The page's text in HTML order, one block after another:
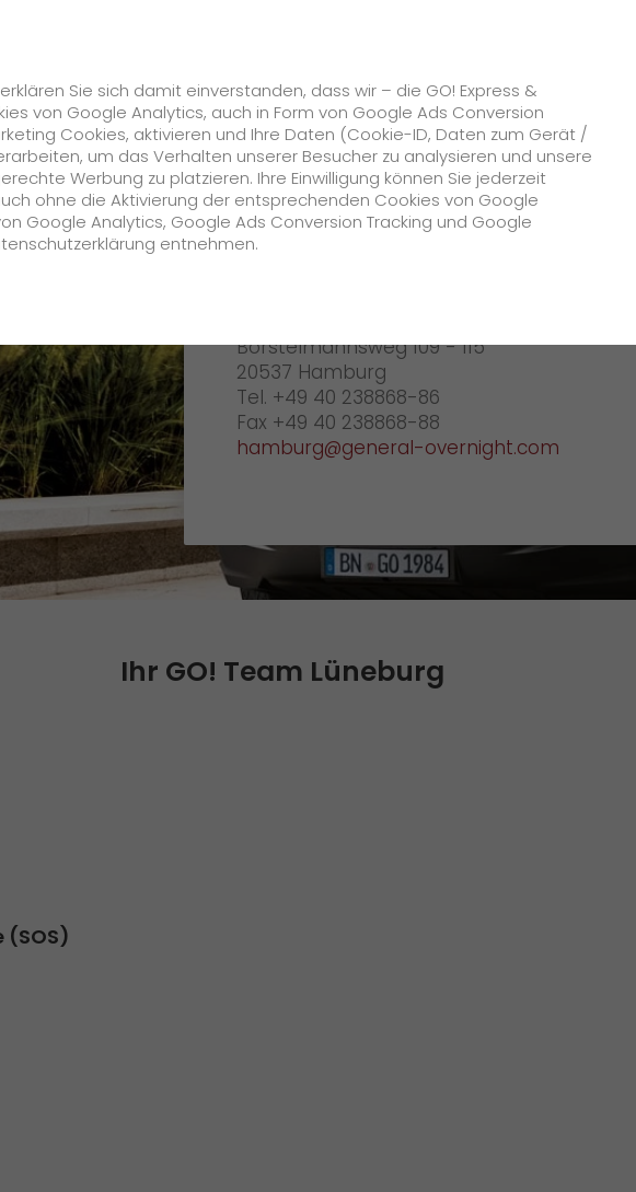
GO! Solutions GO! Value Added Services
Unternehmen
Daten & Fakten
Historie
CSR
Qualität
Zertifizierungen
Ihr GO! Team Lüneburg
GO! Lüneburg
Borstelmannsweg 109 - 115
20537 Hamburg
Tel. +49 40 238868-86
Fax +49 40 238868-88
hamburg@general-overnight.com
Ihr GO! Team Lüneburg
Sie sich damit einverstanden, dass wir – die GO! Express &
von Google Analytics, auch in Form von Google Ads Conversion
Cookies, aktivieren und Ihre Daten (Cookie-ID, Daten zum Gerät /
um das Verhalten unserer Besucher zu analysieren und unsere
Werbung zu platzieren. Ihre Einwilligung können Sie jederzeit
ohne die Aktivierung der entsprechenden Cookies von Google
Google Analytics, Google Ads Conversion Tracking und Google
entnehmen.